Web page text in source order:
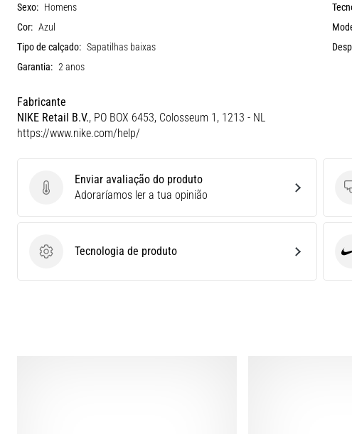
Sexo: Homens
Cor: Azul
Tipo de calçado: Sapatilhas baixas
Garantia: 2 anos
Fabricante
NIKE Retail B.V., PO BOX 6453, Colosseum 1, 1213 - NL
https://www.nike.com/help/
Enviar avaliação do produto
Enviar avaliação do produto
Adoraríamos ler a tua opinião
Tecnologia de produto
Tecnologia de produto